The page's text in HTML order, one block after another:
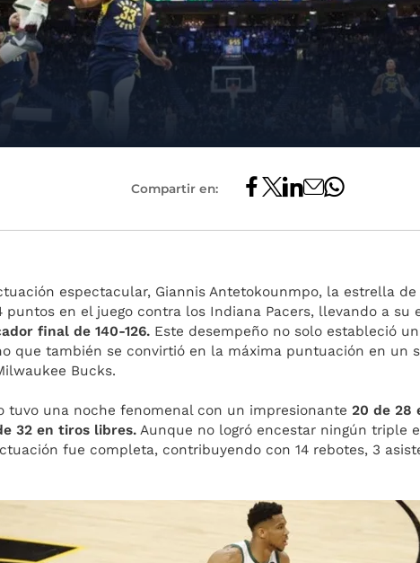
Compartir en:
espectacular, Giannis Antetokounmpo, la estrella
puntos en el juego contra los Indiana Pacers, llevando a su
final de 140-126. Este desempeño no solo estableció
que también se convirtió en la máxima puntuación en un
Bucks.
tuvo una noche fenomenal con un impresionante20 de 28
32 en tiros libres. Aunque no logró encestar ningún triple
fue completa, contribuyendo con 14 rebotes, 3